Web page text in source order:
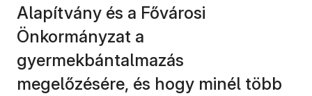
Alapítvány és a Fővárosi
Önkormányzat a
gyermekbántalmazás
megelőzésére, és hogy minél több